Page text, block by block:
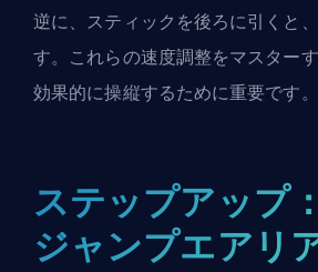
逆に、スティックを後ろに引くと
す。これらの速度調整をマスター
効果的に操縦するために重要です。
ステップアップ
ジャンプエアリ